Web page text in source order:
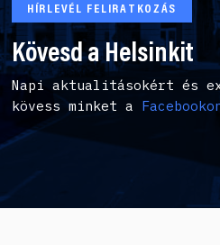
HÍRLEVÉL FELIRATKOZÁS
Kövesd a Helsinkit
Napi aktualitásokért és
kövess minket a